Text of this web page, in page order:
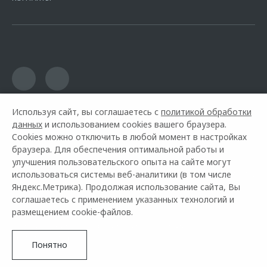
Горячая линия OMODA: +7 (471) 272-37-00
Используя сайт, вы соглашаетесь с политикой обработки
данных и использованием cookies вашего браузера.
Cookies можно отключить в любой момент в настройках
браузера. Для обеспечения оптимальной работы и
улучшения пользовательского опыта на сайте могут
использоваться системы веб-аналитики (в том числе
Яндекс.Метрика). Продолжая использование сайта, Вы
соглашаетесь с применением указанных технологий и
размещением cookie-файлов.
Понятно